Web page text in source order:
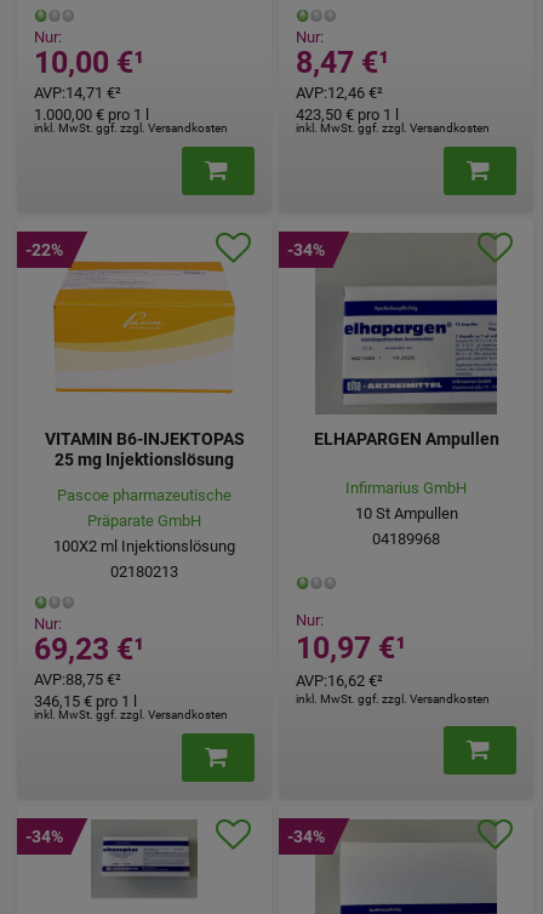
Nur:
10,00 €¹
AVP:14,71 €²
inkl. MwSt. ggf. zzgl. Versandkosten
1.000,00 € pro 1 l
Nur:
8,47 €¹
AVP:12,46 €²
inkl. MwSt. ggf. zzgl. Versandkosten
423,50 € pro 1 l
VITAMIN B6-INJEKTOPAS
25 mg Injektionslösung
Pascoe pharmazeutische
Präparate GmbH
100X2 ml Injektionslösung
02180213
Nur:
69,23 €¹
AVP:88,75 €²
inkl. MwSt. ggf. zzgl. Versandkosten
346,15 € pro 1 l
-22%
ELHAPARGEN Ampullen
Infirmarius GmbH
10St Ampullen
04189968
Nur:
10,97 €¹
AVP:16,62 €²
inkl. MwSt. ggf. zzgl. Versandkosten
-34%
-34% -34%